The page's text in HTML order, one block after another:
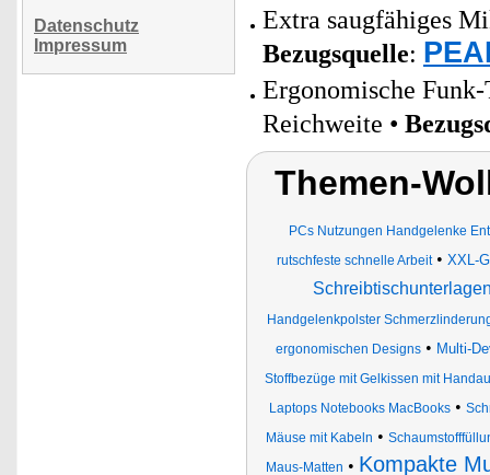
Datenschutz
Impressum
Extra saugfähiges
Bezugsquelle:
Ergonomische
Reichweite •
Themen-
PCs Nutzungen Handgelenke
rutschfeste schnelle Arbeit• XXL-
Handgelenkpolster
ergonomischen Designs• Multi-
Stoffbezüge mit Gelkissen mit
Laptops Notebooks MacBooks •
Mäuse mit Kabeln •
Maus-Matten • Kompakte